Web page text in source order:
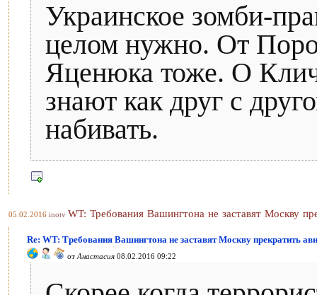
Украинское зомби-
целом нужно. От
Яценюка тоже. О
знают как друг с
набивать.
05.02.2016 inotv WT: Требования Вашингтона не заставят Москву
Re: WT: Требования Вашингтона не заставят Москву прекратить
от Анастасия 08.02.2016 09:22